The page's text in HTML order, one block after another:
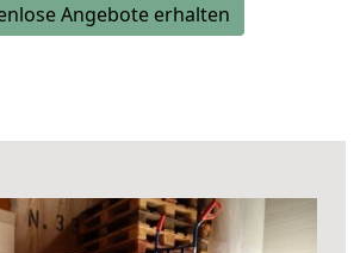
Angebote erhalten